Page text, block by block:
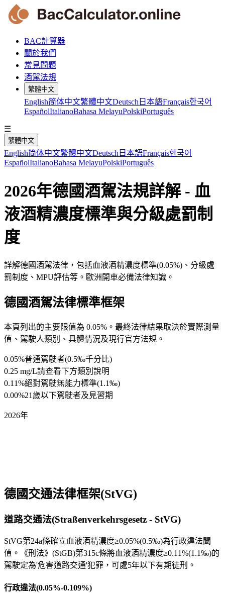
BAC計算器
關於我們
常見問題
酒駕法規
繁體中文
English简体中文繁體中文Deutsch 日本語Français한국어
EspañolItalianoBahasa MelayuPolskiPortuguês
☰
繁體中文
English简体中文繁體中文Deutsch 日本語Français한국어
EspañolItalianoBahasa MelayuPolskiPortuguês
2026年德國酒駕法規詳解 - 血
液酒精濃度標準與分級處罰制
度
詳解德國酒駕法律，包括血液酒精濃度標準(0.05%)、分級處
罰制度、MPU評估等。歐洲開車必備法律知識。
德國酒駕法律標準框架
本頁列出的主要限值為 0.05%。最終法律結果取決於實際測量
值、駕駛人類別、具體情況及現行官方法規。
0.05%普通駕駛者(0.5‰千分比)
0.25 mg/L請查看下方類別說明
0.11%絕對駕駛無能力標準(1.1‰)
0.00%21歲以下駕駛者及見習期
2026年
德國交通法律框架(StVG)
道路交通法(Straßenverkehrsgesetz - StVG)
StVG第24a條確立血液酒精濃度≥0.05%(0.5‰)為行政違法閾
值。《刑法》(StGB)第315c條將血液酒精濃度≥0.11%(1.1‰)的
駕駛定為'危害道路交通'犯罪，可處5年以下有期徒刑。
行政違法(0.05%-0.109%)